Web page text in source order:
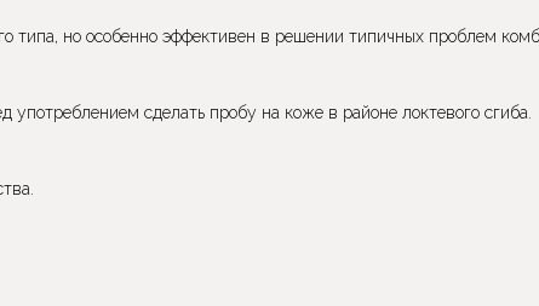
типа, но особенно эффективен в решении типичных проблем
сделать пробу на коже в районе локтевого сгиба.